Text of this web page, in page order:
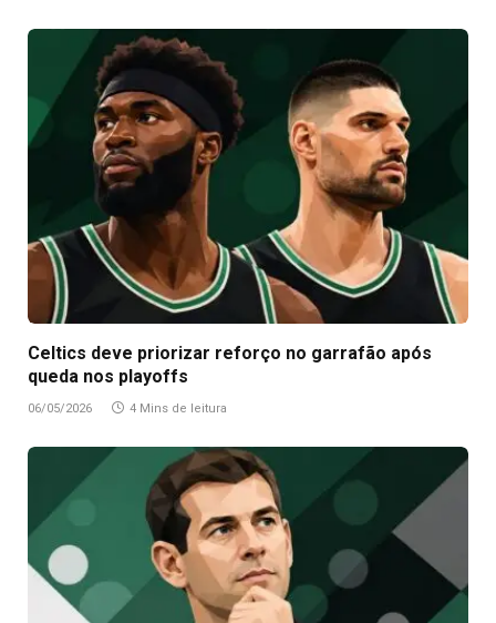
Celtics deve priorizar reforço no garrafão após
queda nos playoffs
06/05/2026 4 Mins de leitura